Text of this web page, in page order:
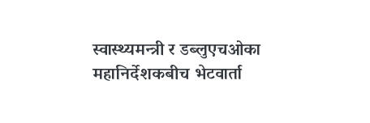
स्वास्थ्यमन्त्री र डब्लुएचओका
महानिर्देशकबीच भेटवार्ता